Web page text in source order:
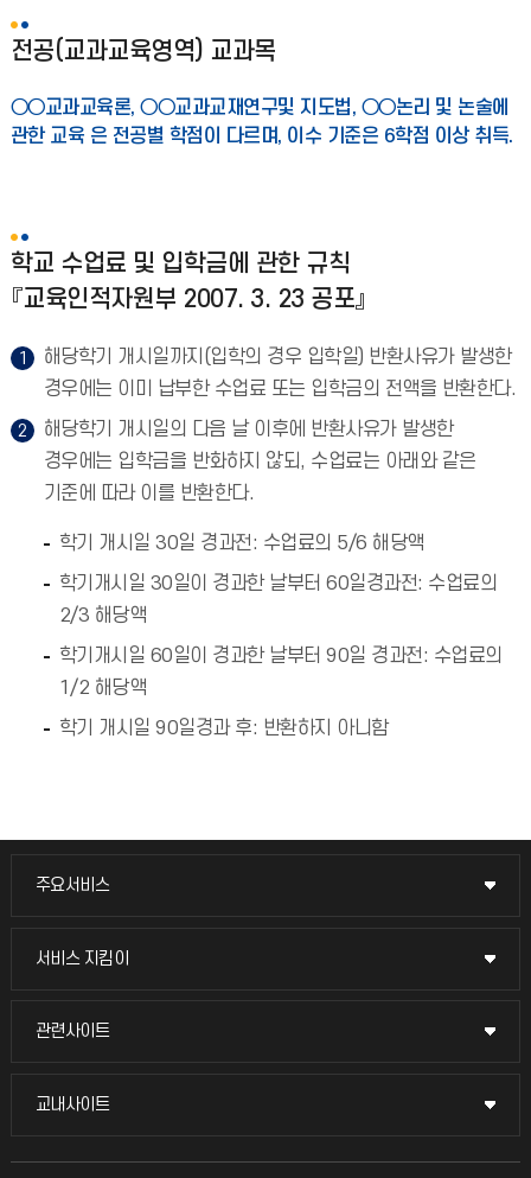
전공(교과교육영역) 교과목
○○교과교육론, ○○교과교재연구및 지도법, ○○논리 및 논술에
관한 교육 은 전공별 학점이 다르며, 이수 기준은 6학점 이상 취득.
학교 수업료 및 입학금에 관한 규칙
『교육인적자원부 2007. 3. 23 공포』
해당학기 개시일까지(입학의 경우 입학일) 반환사유가 발생한
경우에는 이미 납부한 수업료 또는 입학금의 전액을 반환한다.
해당학기 개시일의 다음 날 이후에 반환사유가 발생한
경우에는 입학금을 반화하지 않되, 수업료는 아래와 같은
기준에 따라 이를 반환한다.
학기 개시일 30일 경과전: 수업료의 5/6 해당액
학기개시일 30일이 경과한 날부터 60일경과전: 수업료의
2/3 해당액
학기개시일 60일이 경과한 날부터 90일 경과전: 수업료의
1/2 해당액
학기 개시일 90일경과 후: 반환하지 아니함
주요서비스
주요서비스
교무회의방송
서비스 지킴이
서비스 지킴이
묻고 답하기
관련사이트
관련사이트
국방헬프콜
교내사이트
교내사이트
교수회